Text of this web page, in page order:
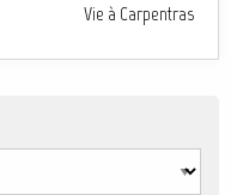
Vie à Carpentras